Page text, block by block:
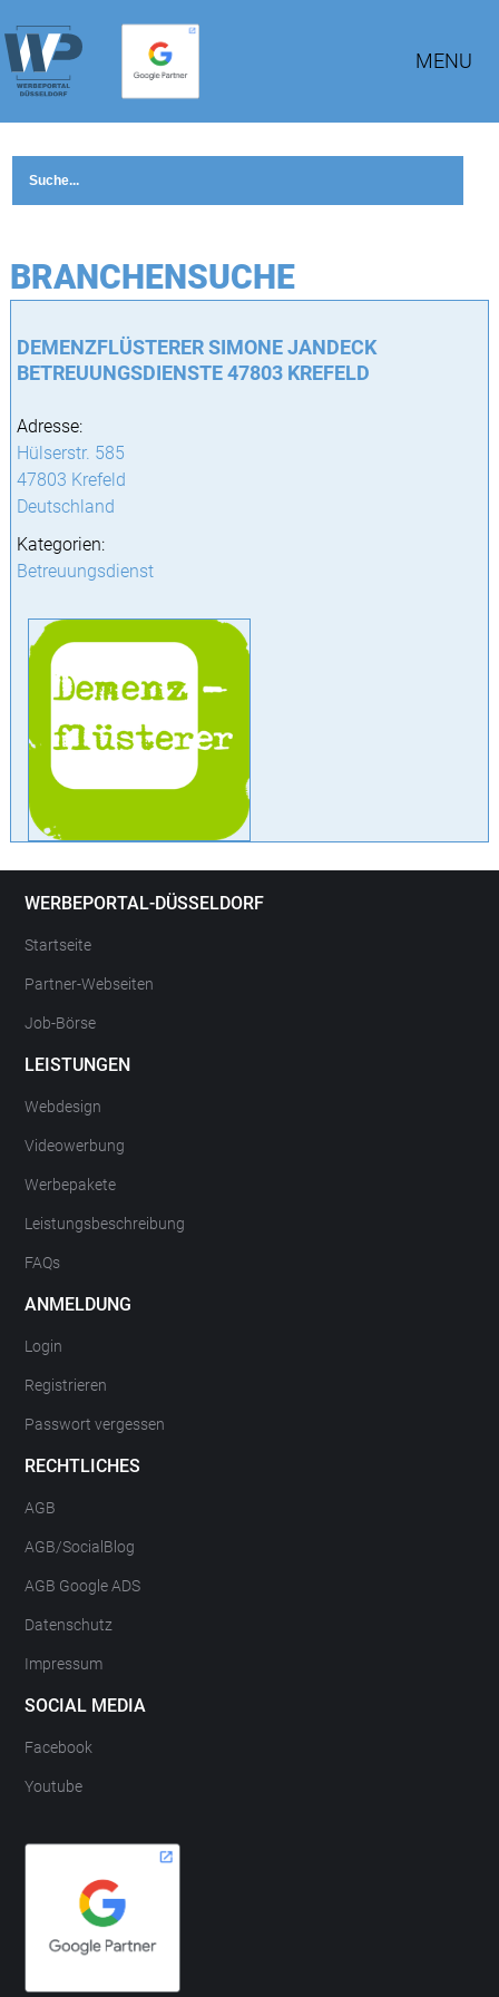
MENU
BRANCHENSUCHE
DEMENZFLÜSTERER SIMONE JANDECK
BETREUUNGSDIENSTE 47803 KREFELD
Adresse:
Hülserstr. 585
47803 Krefeld
Deutschland
Kategorien:
Betreuungsdienst
WERBEPORTAL-DÜSSELDORF
Startseite
Partner-Webseiten
Job-Börse
LEISTUNGEN
Webdesign
Videowerbung
Werbepakete
Leistungsbeschreibung
FAQs
ANMELDUNG
Login
Registrieren
Passwort vergessen
RECHTLICHES
AGB
AGB/SocialBlog
AGB Google ADS
Datenschutz
Impressum
SOCIAL MEDIA
Facebook
Youtube